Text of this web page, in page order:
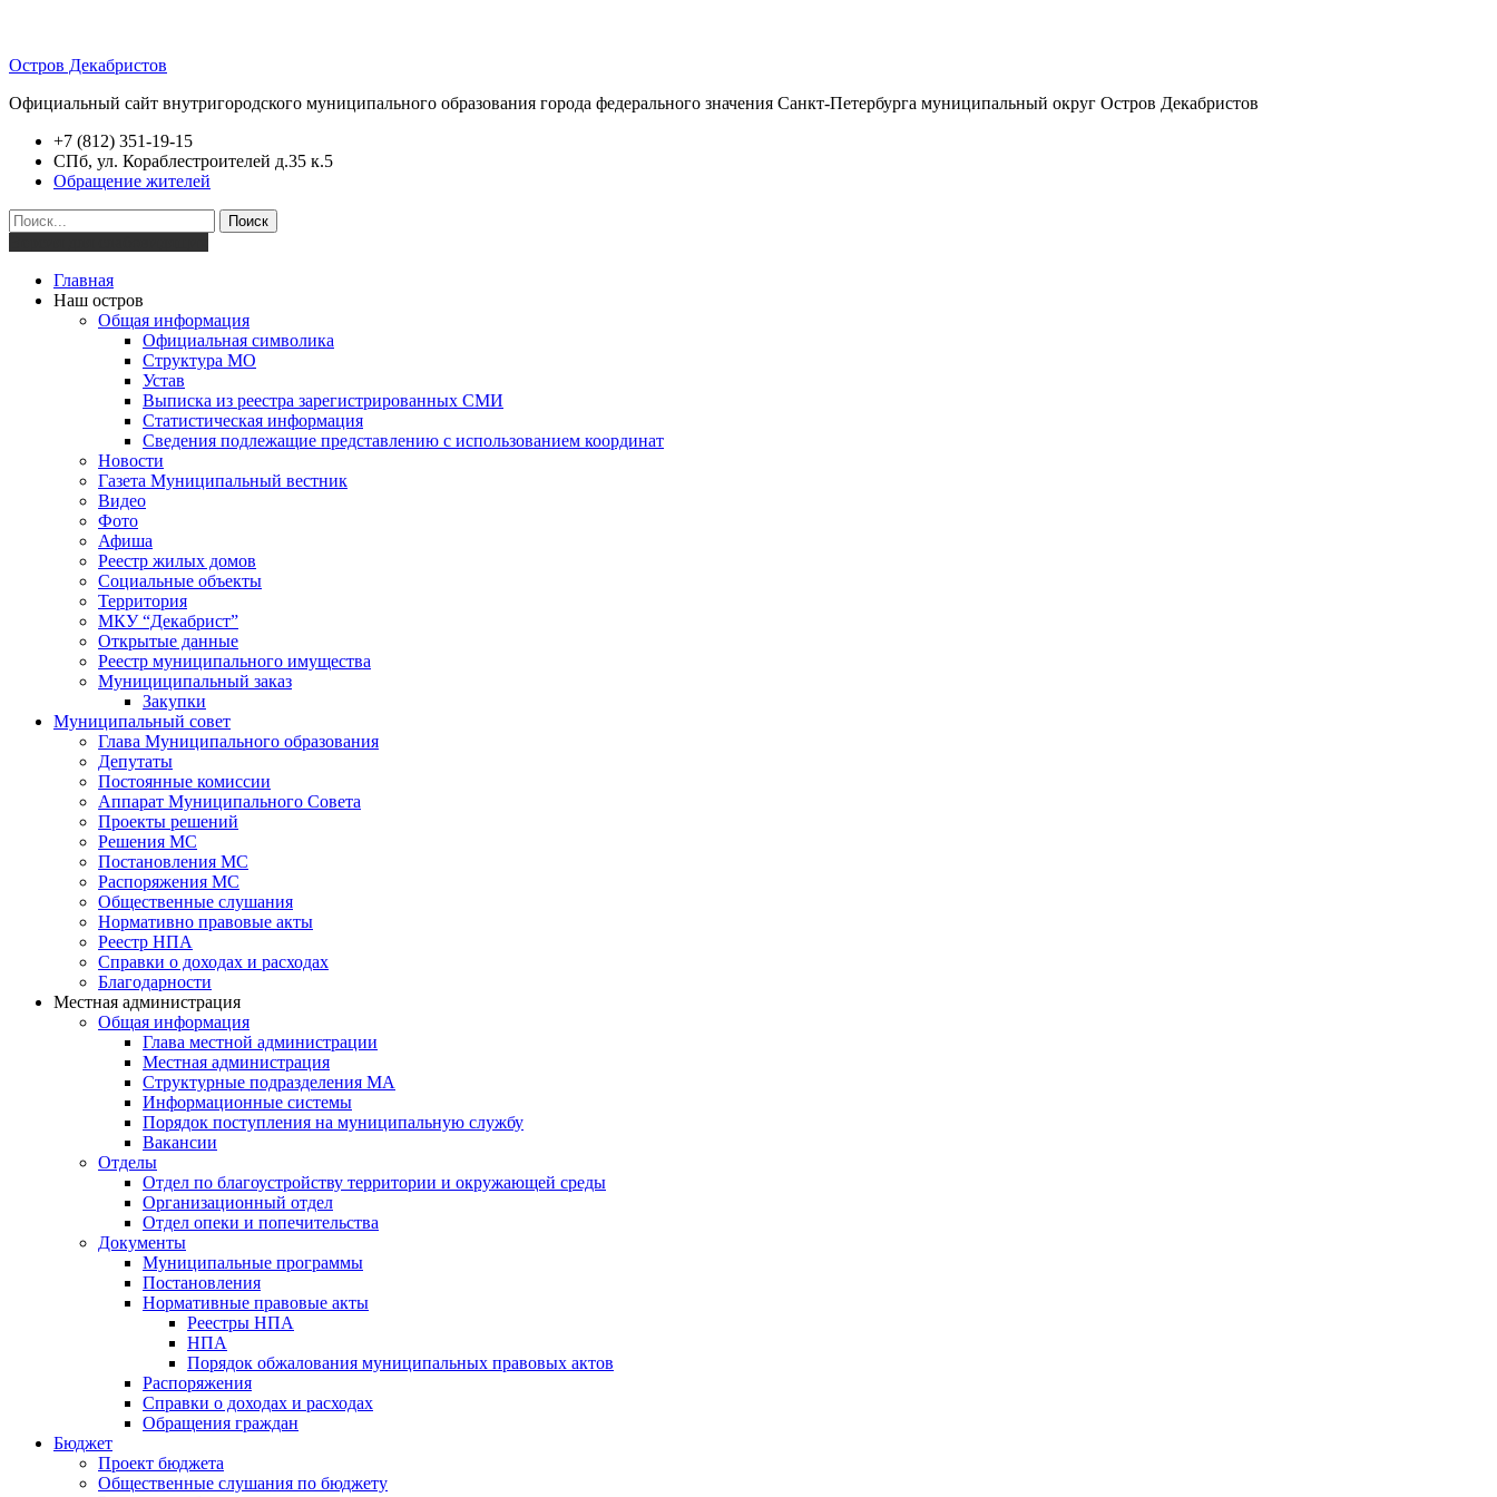
Остров Декабристов
Официальный сайт внутригородского муниципального образования города федерального значения Санкт-Петербурга муниципальный округ Остров Декабристов
+7 (812) 351-19-15
СПб, ул. Кораблестроителей д.35 к.5
Обращение жителей
Поиск
Главная
Наш остров
Общая информация
Официальная символика
Структура МО
Устав
Выписка из реестра зарегистрированных СМИ
Статистическая информация
Сведения подлежащие представлению с использованием координат
Новости
Газета Муниципальный вестник
Видео
Фото
Афиша
Реестр жилых домов
Социальные объекты
Территория
МКУ “Декабрист”
Открытые данные
Реестр муниципального имущества
Мунициципальный заказ
Закупки
Муниципальный совет
Глава Муниципального образования
Депутаты
Постоянные комиссии
Аппарат Муниципального Совета
Проекты решений
Решения МС
Постановления МС
Распоряжения МС
Общественные слушания
Нормативно правовые акты
Реестр НПА
Справки о доходах и расходах
Благодарности
Местная администрация
Общая информация
Глава местной администрации
Местная администрация
Структурные подразделения МА
Информационные системы
Порядок поступления на муниципальную службу
Вакансии
Отделы
Отдел по благоустройству территории и окружающей среды
Организационный отдел
Отдел опеки и попечительства
Документы
Муниципальные программы
Постановления
Нормативные правовые акты
Реестры НПА
НПА
Порядок обжалования муниципальных правовых актов
Распоряжения
Справки о доходах и расходах
Обращения граждан
Бюджет
Проект бюджета
Общественные слушания по бюджету